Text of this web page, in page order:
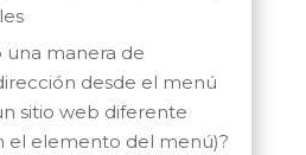
una manera de
desde el menú
sitio web diferente
el elemento del menú)?